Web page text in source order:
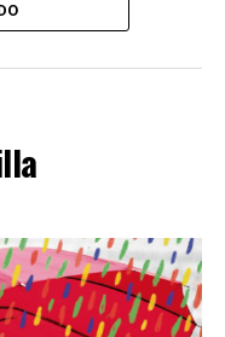
doble tapa, que
a remarla.